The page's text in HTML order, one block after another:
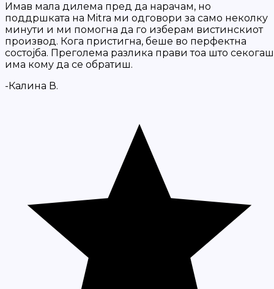
Имав мала дилема пред да нарачам, но
поддршката на Mitra ми одговори за само неколку
минути и ми помогна да го изберам вистинскиот
производ. Кога пристигна, беше во перфектна
состојба. Преголема разлика прави тоа што секогаш
има кому да се обратиш.
-Калина В.